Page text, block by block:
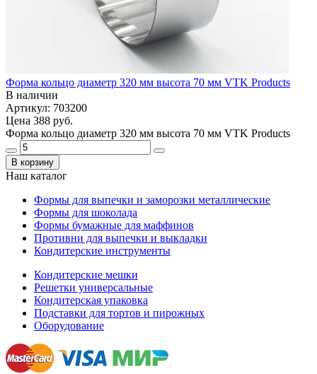
Форма кольцо диаметр 320 мм высота 70 мм VTK Products
В наличии
Артикул: 703200
Цена 388 руб.
Форма кольцо диаметр 320 мм высота 70 мм VTK Products
В корзину
Наш каталог
Формы для выпечки и заморозки металлические
Формы для шоколада
Формы бумажные для маффинов
Противни для выпечки и выкладки
Кондитерские инструменты
Кондитерские мешки
Решетки универсальные
Кондитерская упаковка
Подставки для тортов и пирожных
Оборудование